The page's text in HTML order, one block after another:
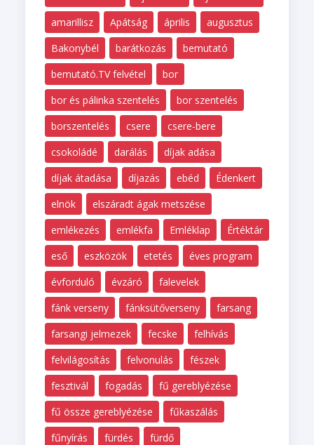
amarillisz
Apátság április
augusztus
Bakonybél
barátkozás
bemutató
bemutató.TV felvétel
bor
bor és pálinka szentelés
bor szentelés
borszentelés
csere
csere-bere
csokoládé
darálás
díjak adása
díjak átadása
díjazás ebéd
Édenkert
elnök
elszáradt ágak metszése
emlékezés
emlékfa Emléklap
Értéktár
eső
eszközök etetés
éves program
évforduló
évzáró
falevelek
fánk verseny
fánksütőverseny
farsang
farsangi jelmezek
fecske
felhívás
felvilágosítás
felvonulás
fészek
fesztivál
fogadás
fű gereblyézése
fű össze gereblyézése
fűkaszálás
fűnyírás
fürdés
fürdő